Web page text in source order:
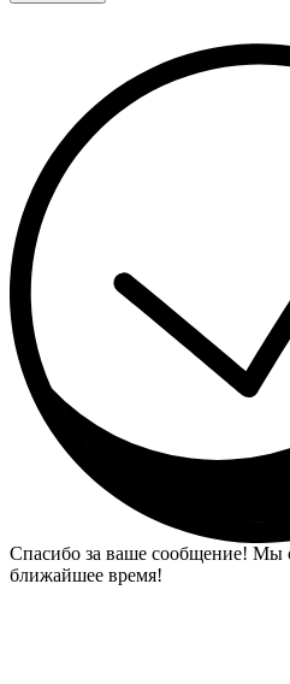
Спасибо за ваше сообщение! Мы
ближайшее время!